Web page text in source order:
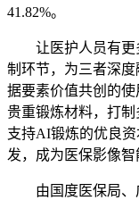
41.82%。
让医护人员有更
制环节，为三者深
据要素价值共创的
贵重锻炼材料，打
支持AI锻炼的优良
发，成为医保影像智
由国度医保局、